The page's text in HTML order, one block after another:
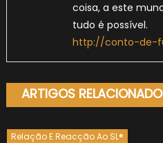
coisa, a este
tudo é possível.
http://conto-de-
ARTIGOS
Relação E Reacção Ao SL®